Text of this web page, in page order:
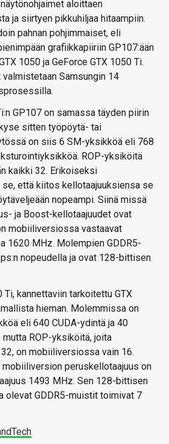
aloittaen
ja siirtyen pikkuhiljaa hitaampiin.
pahnan pohjimmaiset, eli
grafiikkapiiriin GP107:ään
1050 ja GeForce GTX 1050 Ti.
Samsungin 14
GP107 on samassa täyden piirin
sitten työpöytä- tai
on siis 6 SM-yksikköä eli 768
ROP-yksiköitä
kaikki 32. Erikoiseksi
että kiitos kellotaajuuksiensa se
nopeampi. Siinä missä
ja Boost-kellotaajuudet ovat
mobiiliversiossa vastaavat
1620 MHz. Molempien GDDR5-
nopeudella ja ovat 128-bittisen
Ti, kannettaviin tarkoitettu GTX
hieman. Molemmissa on
eli 640 CUDA-ydintä ja 40
ROP-yksiköitä, joita
on mobiiliversiossa vain 16.
mobiiliversion peruskellotaajuus on
1493 MHz. Sen 128-bittisen
olevat GDDR5-muistit toimivat 7